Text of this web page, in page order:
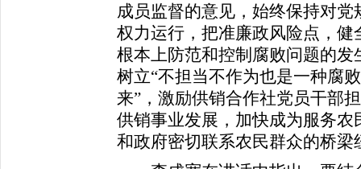
成员监督的意见，始终保持对
权力运行，把准廉政风险点，
根本上防范和控制腐败问题的
树立“不担当不作为也是一种腐
来”，激励供销合作社党员干部
供销事业发展，加快成为服务
和政府密切联系农民群众的桥梁